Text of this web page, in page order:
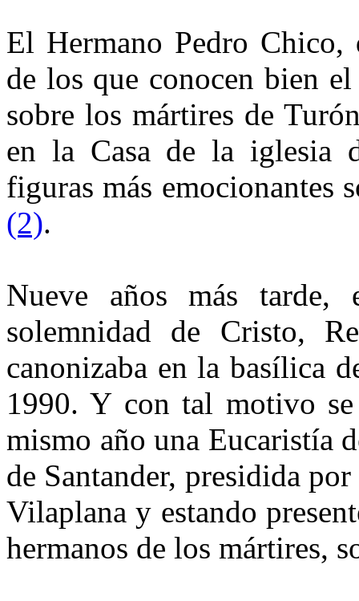
El Hermano Pedro Chico,
de los que conocen bien
sobre los mártires de
en la Casa de la iglesia
figuras más emocionantes
(2).
Nueve años más
solemnidad de Cristo,
canonizaba en la basílica
1990. Y con tal motivo
mismo año una Eucaristía
de Santander, presidida
Vilaplana y estando
hermanos de los mártires,